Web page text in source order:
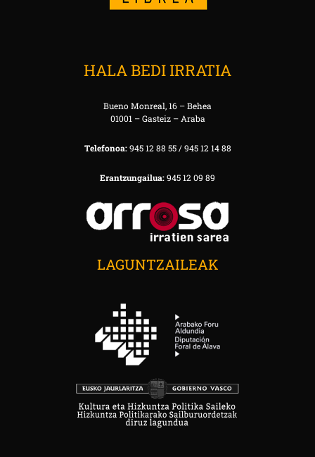
HALA BEDI IRRATIA
Bueno Monreal, 16 – Behea
01001 – Gasteiz – Araba
Telefonoa:945 12 88 55 / 945 12 14 88
Erantzungailua:945 12 09 89
LAGUNTZAILEAK